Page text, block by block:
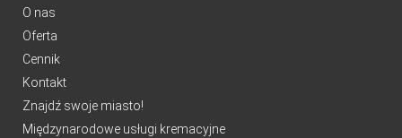
O nas
Oferta
Cennik
Kontakt
Znajdź swoje miasto!
Międzynarodowe usługi kremacyjne